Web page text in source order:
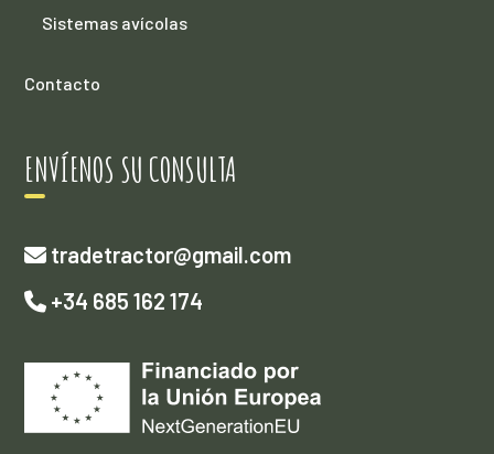
Sistemas avícolas
Contacto
ENVÍENOS SU CONSULTA
tradetractor@gmail.com
+34 685 162 174